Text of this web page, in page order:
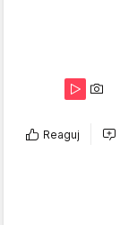
Reaguj